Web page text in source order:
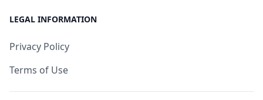
LEGAL INFORMATION
Privacy Policy
Terms of Use